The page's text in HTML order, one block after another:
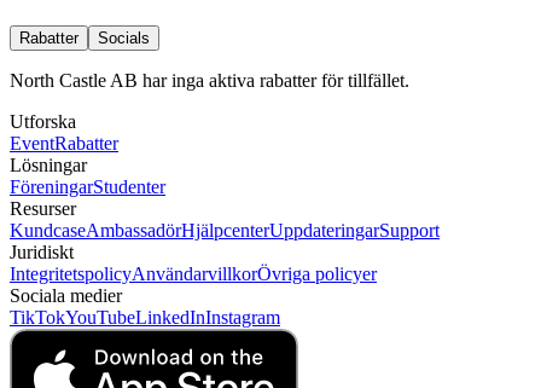
Rabatter Socials
North Castle AB har inga aktiva rabatter för tillfället.
Utforska
EventRabatter
Lösningar
FöreningarStudenter
Resurser
KundcaseAmbassadörHjälpcenterUppdateringarSupport
Juridiskt
IntegritetspolicyAnvändarvillkorÖvriga policyer
Sociala medier
TikTokYouTubeLinkedInInstagram